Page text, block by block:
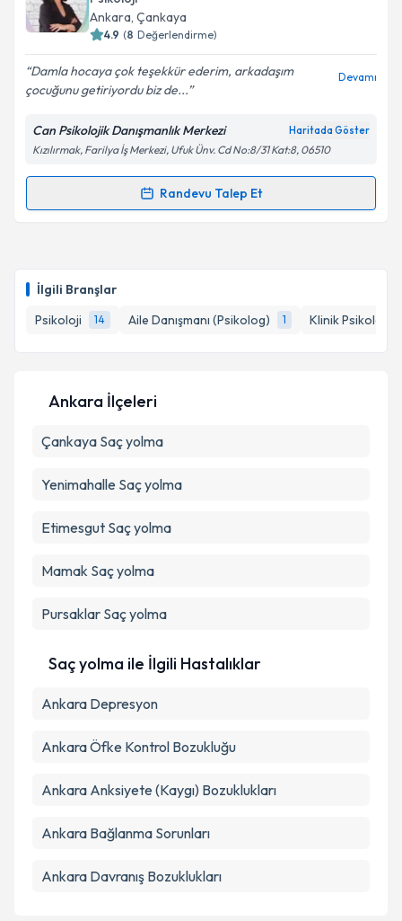
İlgili Branşlar
Psikoloji
14 Aile Danışmanı (Psikolog) 1 Klinik Psikolog
takvim hazırlandığında e-posta ile bilgilendireceğiz.
Kişisel verilerimin işlenmesine ilişkin
Aydınlatma
Metni'ni okudum ve kişisel verilerimin belirtilen
kapsamda işlenmesini kabul ediyorum.
Ankara, Çankaya
4.9 (8 Değerlendirme)
Damla hocaya çok teşekkür ederim, arkadaşım
çocuğunu getiriyordu biz de...
Devamı
Can Psikolojik Danışmanlık Merkezi Haritada Göster
Kızılırmak, Farilya İş Merkezi, Ufuk Ünv. Cd No:8/31 Kat:8, 06510
Randevu Talep Et
Randevu Takvimi Talebi
için bir takvim hazırlandığında e-posta ile
bilgilendireceğiz.
E-posta Adresiniz
Kişisel verilerimin işlenmesine ilişkin
kapsamda işlenmesini kabul ediyorum.
Takvim Talebini Gönder
Ankara İlçeleri
Çankaya Saç yolma
Yenimahalle Saç yolma
Etimesgut Saç yolma
Mamak Saç yolma
Pursaklar Saç yolma
Saç yolma ile İlgili Hastalıklar
Ankara Depresyon
Ankara Öfke Kontrol Bozukluğu
Ankara Anksiyete (Kaygı) Bozuklukları
Ankara Bağlanma Sorunları
Ankara Davranış Bozuklukları